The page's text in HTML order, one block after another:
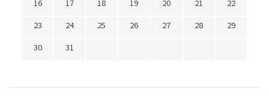
16
17 18 19 20 21
22
23
24 25 26 27 28
29
30
31